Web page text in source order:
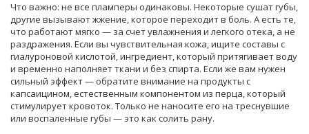
Что важно: не все пламперы одинаковы. Некоторые сушат губы,
другие вызывают жжение, которое переходит в боль. А есть те,
что работают мягко — за счет увлажнения и легкого отека, а не
раздражения. Если вы чувствительная кожа, ищите составы с
гиалуроновой кислотой,ингредиент, который притягивает воду
и временно наполняет ткани и без спирта. Если же вам нужен
сильный эффект — обратите внимание на продукты с
капсаицином,естественным компонентом из перца, который
стимулирует кровоток. Только не наносите его на треснувшие
или воспаленные губы — это как солить рану.